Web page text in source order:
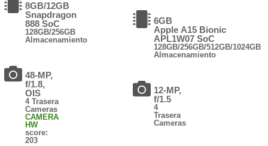
8GB/12GB
Snapdragon
888 SoC
128GB/256GB
Almacenamiento
48-MP,
f/1.8,
OIS
4 Trasera
Cameras
CAMERA
HW
score:
203
6GB
Apple A15 Bionic
APL1W07 SoC
128GB/256GB/512GB/1024GB
Almacenamiento
12-MP,
f/1.5
4
Trasera
Cameras